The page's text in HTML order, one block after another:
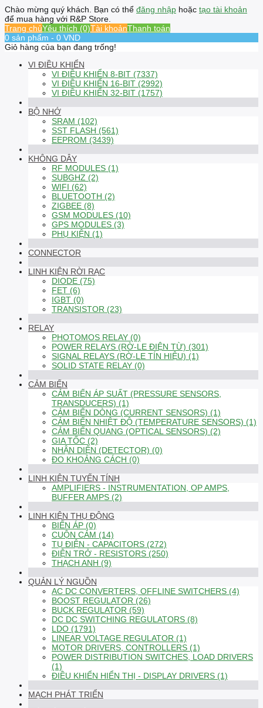
Chào mừng quý khách. Bạn có thể đăng nhập hoặc tạo tài khoản
để mua hàng với R&P Store.
Trang chủYêu thích (0)Tài khoảnThanh toán
0 sản phẩm - 0 VND
Giỏ hàng của bạn đang trống!
VI ĐIỀU KHIỂN
VI ĐIỀU KHIỂN 8-BIT (7337)
VI ĐIỀU KHIỂN 16-BIT (2992)
VI ĐIỀU KHIỂN 32-BIT (1757)
BỘ NHỚ
SRAM (102)
SST FLASH (561)
EEPROM (3439)
KHÔNG DÂY
RF MODULES (1)
SUBGHZ (2)
WIFI (62)
BLUETOOTH (2)
ZIGBEE (8)
GSM MODULES (10)
GPS MODULES (3)
PHỤ KIỆN (1)
CONNECTOR
LINH KIỆN RỜI RẠC
DIODE (75)
FET (6)
IGBT (0)
TRANSISTOR (23)
RELAY
PHOTOMOS RELAY (0)
POWER RELAYS (RỜ-LE ĐIỆN TỪ) (301)
SIGNAL RELAYS (RỜ-LE TÍN HIỆU) (1)
SOLID STATE RELAY (0)
CẢM BIẾN
CẢM BIẾN ÁP SUẤT (PRESSURE SENSORS,
TRANSDUCERS) (1)
CẢM BIẾN DÒNG (CURRENT SENSORS) (1)
CẢM BIẾN NHIỆT ĐỘ (TEMPERATURE SENSORS) (1)
CẢM BIẾN QUANG (OPTICAL SENSORS) (2)
GIA TỐC (2)
NHẬN DIỆN (DETECTOR) (0)
ĐO KHOẢNG CÁCH (0)
LINH KIỆN TUYẾN TÍNH
AMPLIFIERS - INSTRUMENTATION, OP AMPS,
BUFFER AMPS (2)
LINH KIỆN THỤ ĐỘNG
BIẾN ÁP (0)
CUỘN CẢM (14)
TỤ ĐIỆN - CAPACITORS (272)
ĐIỆN TRỞ - RESISTORS (250)
THẠCH ANH (9)
QUẢN LÝ NGUỒN
AC DC CONVERTERS, OFFLINE SWITCHERS (4)
BOOST REGULATOR (26)
BUCK REGULATOR (59)
DC DC SWITCHING REGULATORS (8)
LDO (1791)
LINEAR VOLTAGE REGULATOR (1)
MOTOR DRIVERS, CONTROLLERS (1)
POWER DISTRIBUTION SWITCHES, LOAD DRIVERS
(1)
ĐIỀU KHIỂN HIỂN THỊ - DISPLAY DRIVERS (1)
MẠCH PHÁT TRIỂN